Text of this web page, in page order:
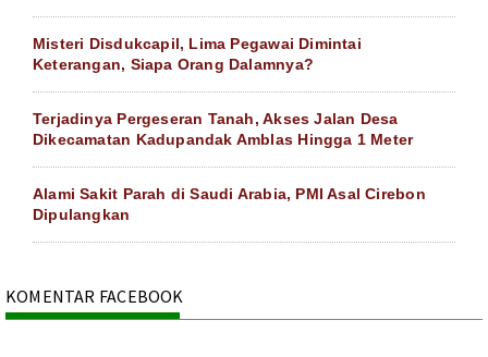
Misteri Disdukcapil, Lima Pegawai Dimintai
Keterangan, Siapa Orang Dalamnya?
Terjadinya Pergeseran Tanah, Akses Jalan Desa
Dikecamatan Kadupandak Amblas Hingga 1 Meter
Alami Sakit Parah di Saudi Arabia, PMI Asal Cirebon
Dipulangkan
KOMENTAR FACEBOOK